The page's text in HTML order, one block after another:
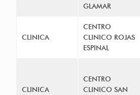
GLAMAR
CLINICA
CENTRO
CLINICO ROJAS
ESPINAL
CLINICA
CENTRO
CLINICO SAN